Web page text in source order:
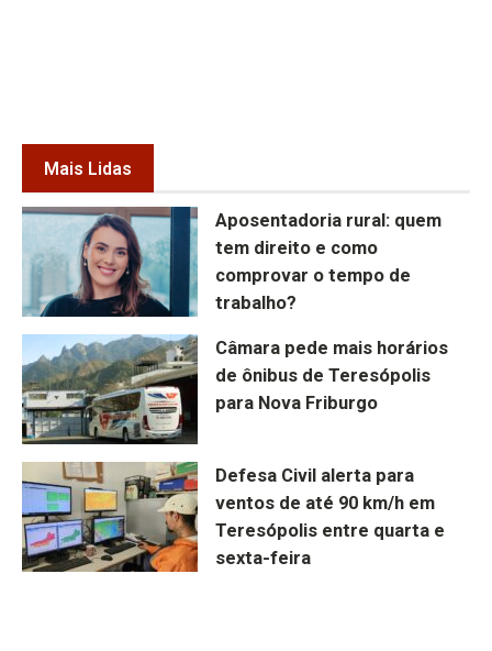
Mais Lidas
Aposentadoria rural: quem
tem direito e como
comprovar o tempo de
trabalho?
Câmara pede mais horários
de ônibus de Teresópolis
para Nova Friburgo
Defesa Civil alerta para
ventos de até 90 km/h em
Teresópolis entre quarta e
sexta-feira